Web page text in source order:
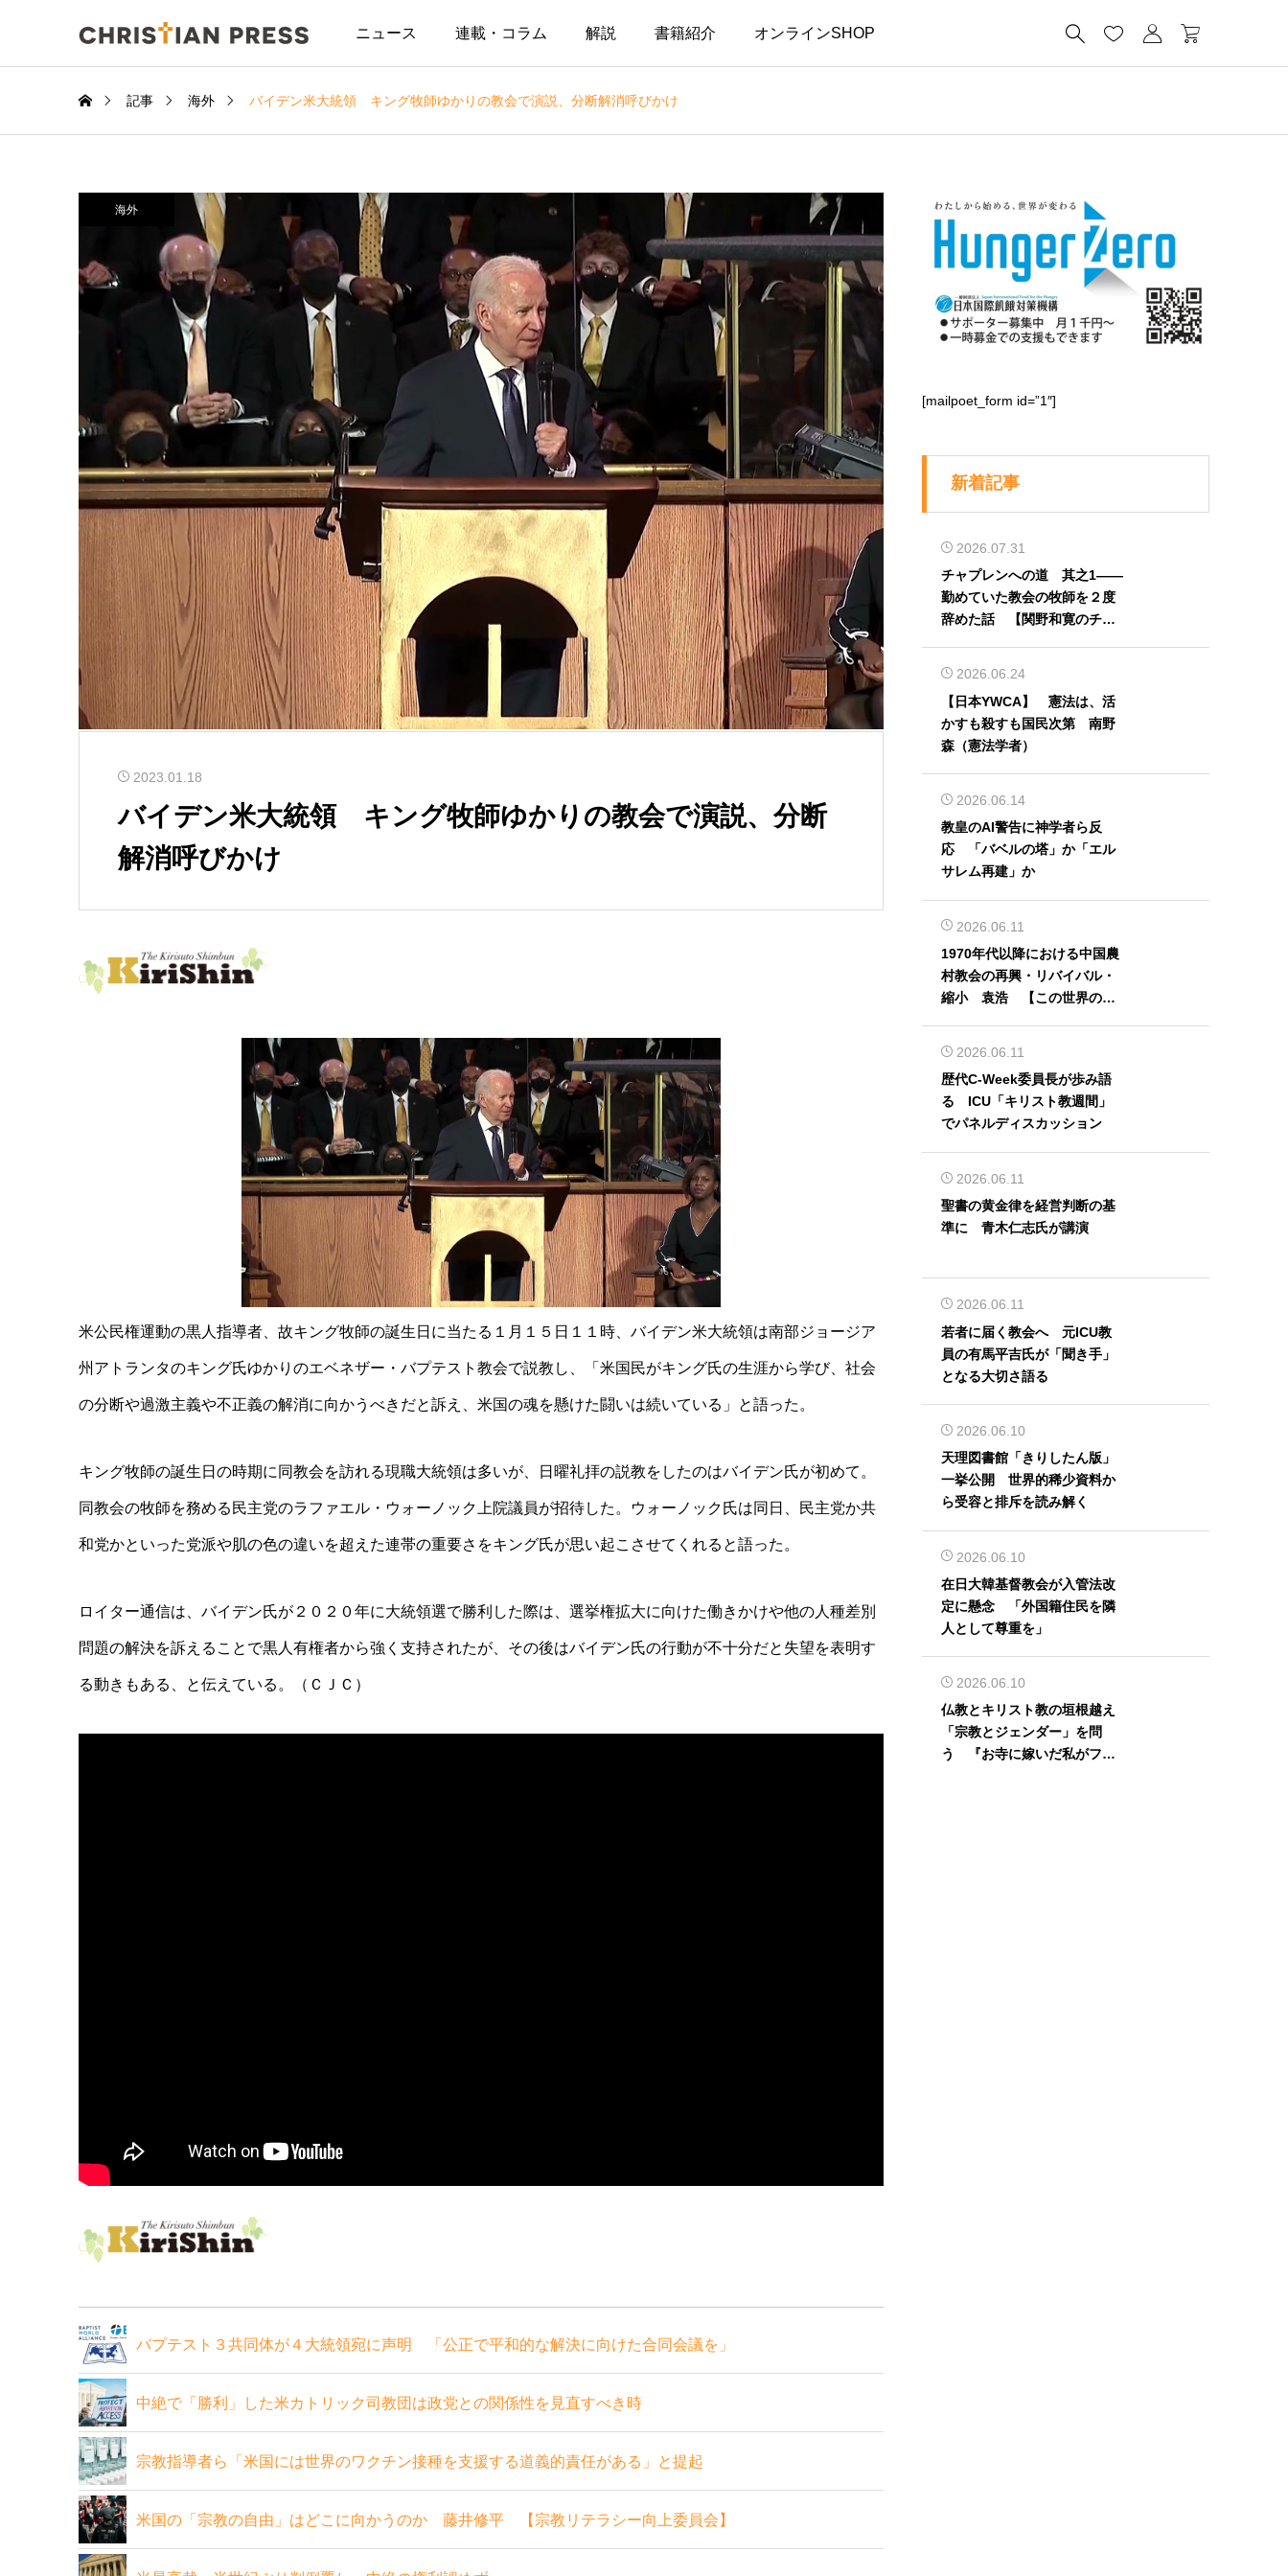
ニュース 連載・コラム 解説 書籍紹介 オンラインSHOP    
記事 海外 バイデン米大統領 キング牧師ゆかりの教会で演説、分断解消呼びかけ
海外
2023.01.18
バイデン米大統領 キング牧師ゆかりの教会で演説、分断
解消呼びかけ
米公民権運動の黒人指導者、故キング牧師の誕生日に当たる１月１５日１１時、バイデン米大統領は南部ジョージア
州アト ランタのキング氏ゆかりのエベネザー・バプテスト教会で説教し、 「米国民がキング氏の生涯から学び、社会
の分断や過激主義や不正義の解消に向かうべきだと訴え、米国の魂を懸けた闘いは続いている」と語った。
キング牧師の誕生日の時期に同教会を訪れる現職大統領は多いが、 日曜礼拝の説教をしたのはバイデン氏が初めて。
同教会の牧師を務める民主党のラファエル・ウォーノック上院議員が招待した。ウォーノック氏は同日、民主党か共
和党かといった党派や肌の色の違いを超えた連帯の重要さをキング氏が思い起こさせてくれると語った。
ロイター通信は、バイデン氏が２０２０年に大統領選で勝利した際は、選挙権拡大に向けた働きかけや他の人種差別
問題の解決を訴え ることで黒人有権者から強く支持されたが、その後はバイデン氏の行動が不十分だと失望を表明す
る動きもある、と伝えている。（ＣＪＣ）
バプテスト３共同体が４大統領宛に声明 「公正で平和的な解決に向けた合同会議を」
中絶で「勝利」した米カトリック司教団は政党との関係性を見直すべき時
宗教指導者ら「米国には世界のワクチン接種を支援する道義的責任がある」と提起
米国の「宗教の自由」はどこに向かうのか 藤井修平 【宗教リテラシー向上委員会】
[mailpoet_form id=”1″]
新着記事
2026.07.31
チャプレンへの道 其之1――
勤めていた教会の牧師を２度
辞めた話 【関野和寛のチャ
2026.06.24
【日本YWCA】 憲法は、活
かすも殺すも国民次第 南野
森（憲法学者）
2026.06.14
教皇のAI警告に神学者ら反
応 「バベルの塔」か「エル
サレム再建」か
2026.06.11
1970年代以降における中国農
村教会の再興・リバイバル・
縮小 袁浩 【この世界の片
2026.06.11
歴代C-Week委員長が歩み語
る ICU「キリスト教週間」
でパネルディスカッション
2026.06.11
聖書の黄金律を経営判断の基
準に 青木仁志氏が講演
2026.06.11
若者に届く教会へ 元ICU教
員の有馬平吉氏が「聞き手」
となる大切さ語る
2026.06.10
天理図書館「きりしたん版」
一挙公開 世界的稀少資料か
ら受容と排斥を読み解く
2026.06.10
在日大韓基督教会が入管法改
定に懸念 「外国籍住民を隣
人として尊重を」
2026.06.10
仏教とキリスト教の垣根越え
「宗教とジェンダー」を問
う 『お寺に嫁いだ私がフェ